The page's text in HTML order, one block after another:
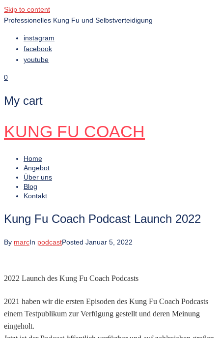
Skip to content
Professionelles Kung Fu und Selbstverteidigung
instagram
facebook
youtube
0
My cart
KUNG FU COACH
Home
Angebot
Über uns
Blog
Kontakt
Kung Fu Coach Podcast Launch 2022
By marcIn podcastPosted Januar 5, 2022
2022 Launch des Kung Fu Coach Podcasts
2021 haben wir die ersten Episoden des Kung Fu Coach Podcasts
einem Testpublikum zur Verfügung gestellt und deren Meinung
eingeholt.